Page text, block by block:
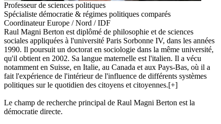
Professeur de sciences politiques
Spécialiste démocratie & régimes politiques comparés
Coordinateur Europe / Nord / IDF
Raul Magni Berton est diplômé de philosophie et de sciences
sociales appliquées à l'université Paris Sorbonne IV, dans les années
1990. Il poursuit un doctorat en sociologie dans la même université,
qu'il obtient en 2002. Sa langue maternelle est l'italien. Il a vécu
notamment en Suisse, en Italie, au Canada et aux Pays-Bas, où il a
fait l'expérience de l'intérieur de l'influence de différents systèmes
politiques sur le quotidien des citoyens et citoyennes.[+]
Le champ de recherche principal de Raul Magni Berton est la
démocratie directe.